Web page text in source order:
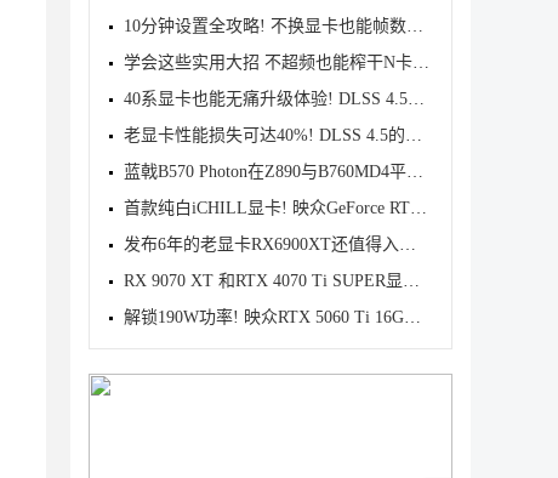
10分钟设置全攻略! 不换显卡也能帧数翻倍
学会这些实用大招 不超频也能榨干N卡显卡性能
40系显卡也能无痛升级体验! DLSS 4.5让新显卡如虎添翼
老显卡性能损失可达40%! DLSS 4.5的确很香但不一定适
蓝戟B570 Photon在Z890与B760MD4平台下的性能差异对比
首款纯白iCHILL显卡! 映众GeForce RTX 5060 8GB雪域冰
发布6年的老显卡RX6900XT还值得入手吗? 7款2K游戏性能
RX 9070 XT 和RTX 4070 Ti SUPER显卡怎么选? 4K游戏性
解锁190W功率! 映众RTX 5060 Ti 16GB超级冰龙显卡首发